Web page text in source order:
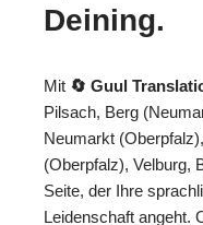
Deining.
Mit 🔄 Guul
Pilsach, Berg
Neumarkt
(Oberpfalz), Velburg,
Seite, der Ihre
Leidenschaft angeht.